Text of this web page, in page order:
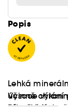
Popis
Lehká
účinně chrání
Vysoce